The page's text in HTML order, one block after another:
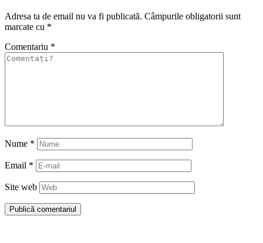
Adresa ta de email nu va fi publicată. Câmpurile obligatorii sunt
marcate cu *
Comentariu *
Nume *
Email *
Site web